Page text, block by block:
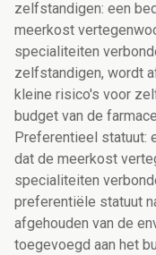
zelfstandigen: een
meerkost
specialiteiten
zelfstandigen, wordt
kleine risico's voor
budget van de
Preferentieel statuut:
dat de meerkost
specialiteiten
preferentiële statuut
afgehouden van de
toegevoegd aan het